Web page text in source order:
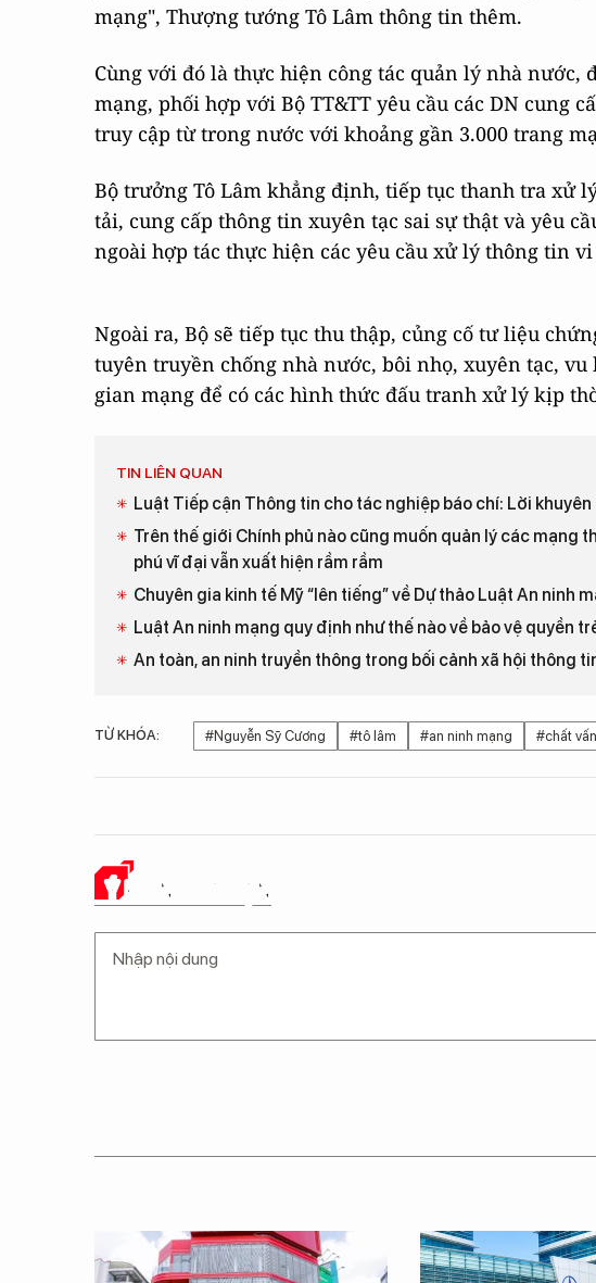
mạng", Thượng tướng Tô Lâm thông tin thêm.
Cùng với đó là thực hiện công tác quản lý nhà
mạng, phối hợp với Bộ TT&TT yêu cầu các DN cung
truy cập từ trong nước với khoảng gần 3.000 trang
Bộ trưởng Tô Lâm khẳng định, tiếp tục thanh tra xử
tải, cung cấp thông tin xuyên tạc sai sự thật và yêu
ngoài hợp tác thực hiện các yêu cầu xử lý thông tin
Ngoài ra, Bộ sẽ tiếp tục thu thập, củng cố tư liệu
tuyên truyền chống nhà nước, bôi nhọ, xuyên tạc,
gian mạng để có các hình thức đấu tranh xử lý kịp
TIN LIÊN QUAN
Luật Tiếp cận Thông tin cho tác nghiệp báo chí: Lời khuyên
Trên thế giới Chính phủ nào cũng muốn quản lý các mạng
phú vĩ đại vẫn xuất hiện rầm rầm
Chuyên gia kinh tế Mỹ “lên tiếng” về Dự thảo Luật An ninh
Luật An ninh mạng quy định như thế nào về bảo vệ quyền
An toàn, an ninh truyền thông trong bối cảnh xã hội thông
TỪ KHÓA: #Nguyễn Sỹ Cương #tô lâm #an ninh mạng #chất
Ý KIẾN CỦA BẠN